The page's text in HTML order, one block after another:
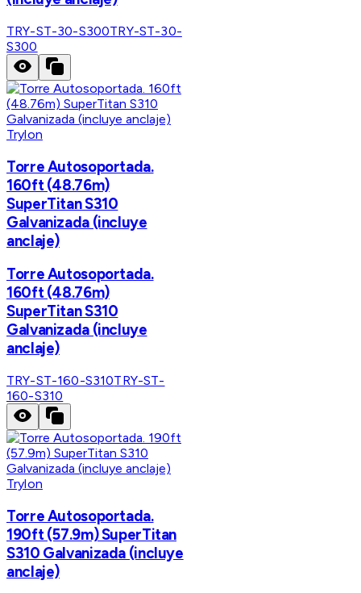
TRY-ST-30-S300TRY-ST-30-
S300
Trylon
Torre Autosoportada.
160ft (48.76m)
SuperTitan S310
Galvanizada (incluye
anclaje)
Torre Autosoportada.
160ft (48.76m)
SuperTitan S310
Galvanizada (incluye
anclaje)
TRY-ST-160-S310TRY-ST-
160-S310
Trylon
Torre Autosoportada.
190ft (57.9m) SuperTitan
S310 Galvanizada (incluye
anclaje)